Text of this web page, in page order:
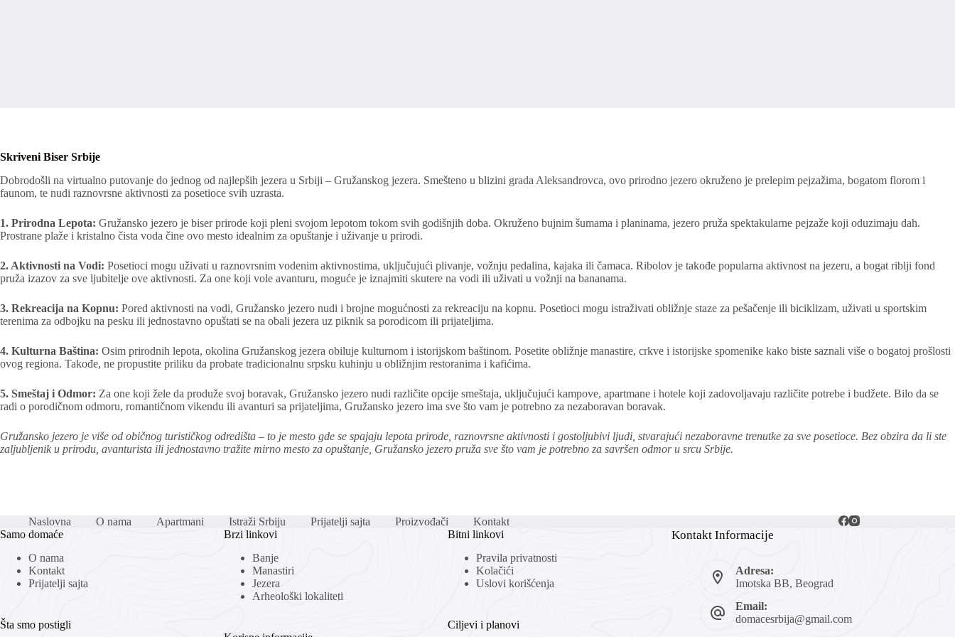
Skriveni Biser Srbije
Dobrodošli na virtualno putovanje do jednog od najlepših jezera u Srbiji – Gružanskog jezera. Smešteno u blizini grada Aleksandrovca, ovo prirodno jezero okruženo je prelepim pejzažima, bogatom florom i
faunom, te nudi raznovrsne aktivnosti za posetioce svih uzrasta.
1. Prirodna Lepota: Gružansko jezero je biser prirode koji pleni svojom lepotom tokom svih godišnjih doba. Okruženo bujnim šumama i planinama, jezero pruža spektakularne pejzaže koji oduzimaju dah.
Prostrane plaže i kristalno čista voda čine ovo mesto idealnim za opuštanje i uživanje u prirodi.
2. Aktivnosti na Vodi: Posetioci mogu uživati u raznovrsnim vodenim aktivnostima, uključujući plivanje, vožnju pedalina, kajaka ili čamaca. Ribolov je takođe popularna aktivnost na jezeru, a bogat riblji fond
pruža izazov za sve ljubitelje ove aktivnosti. Za one koji vole avanturu, moguće je iznajmiti skutere na vodi ili uživati u vožnji na bananama.
3. Rekreacija na Kopnu: Pored aktivnosti na vodi, Gružansko jezero nudi i brojne mogućnosti za rekreaciju na kopnu. Posetioci mogu istraživati obližnje staze za pešačenje ili biciklizam, uživati u sportskim
terenima za odbojku na pesku ili jednostavno opuštati se na obali jezera uz piknik sa porodicom ili prijateljima.
4. Kulturna Baština: Osim prirodnih lepota, okolina Gružanskog jezera obiluje kulturnom i istorijskom baštinom. Posetite obližnje manastire, crkve i istorijske spomenike kako biste saznali više o bogatoj prošlosti
ovog regiona. Takođe, ne propustite priliku da probate tradicionalnu srpsku kuhinju u obližnjim restoranima i kafićima.
5. Smeštaj i Odmor: Za one koji žele da produže svoj boravak, Gružansko jezero nudi različite opcije smeštaja, uključujući kampove, apartmane i hotele koji zadovoljavaju različite potrebe i budžete. Bilo da se
radi o porodičnom odmoru, romantičnom vikendu ili avanturi sa prijateljima, Gružansko jezero ima sve što vam je potrebno za nezaboravan boravak.
Gružansko jezero je više od običnog turističkog odredišta – to je mesto gde se spajaju lepota prirode, raznovrsne aktivnosti i gostoljubivi ljudi, stvarajući nezaboravne trenutke za sve posetioce. Bez obzira da li ste
zaljubljenik u prirodu, avanturista ili jednostavno tražite mirno mesto za opuštanje, Gružansko jezero pruža sve što vam je potrebno za savršen odmor u srcu Srbije.
Naslovna O nama Apartmani Istraži Srbiju Prijatelji sajta Proizvođači
Kontakt
Samo domaće
O nama
Kontakt
Prijatelji sajta
Šta smo postigli
Brzi linkovi
Banje
Manastiri
Jezera
Arheološki lokaliteti
Bitni linkovi
Pravila privatnosti
Kolačići
Uslovi korišćenja
Ciljevi i planovi
Kontakt Informacije
Adresa:
Imotska BB, Beograd
Email:
domacesrbija@gmail.com